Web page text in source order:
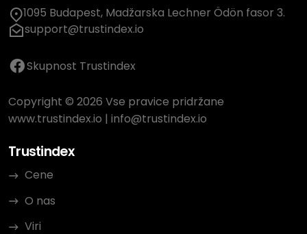
1095 Budapest, Madžarska Lechner Ödön fasor 3.
support@trustindex.io
Skupnost Trustindex
Copyright © 2026 Vse pravice pridržane
www.trustindex.io | info@trustindex.io
Trustindex
Cene
O nas
Viri